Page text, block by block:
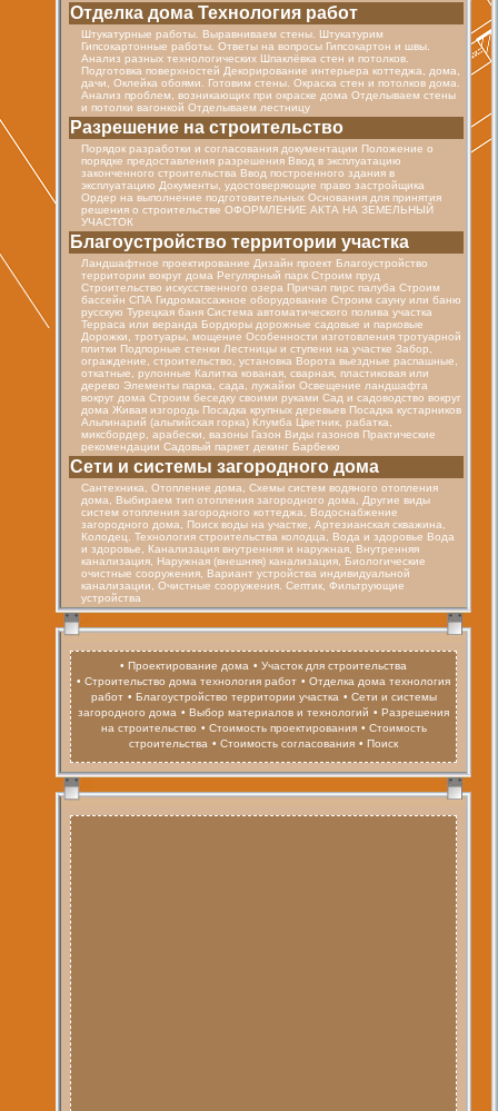
Отделка дома Технология работ
Штукатурные работы. Выравниваем стены. Штукатурим
Гипсокартонные работы. Ответы на вопросы Гипсокартон и швы.
Анализ разных технологических Шпаклёвка стен и потолков.
Подготовка поверхностей Декорирование интерьера коттеджа, дома,
дачи, Оклейка обоями. Готовим стены. Окраска стен и потолков дома.
Анализ проблем, возникающих при окраске дома Отделываем стены
и потолки вагонкой Отделываем лестницу
Разрешение на строительство
Порядок разработки и согласования документации Положение о
порядке предоставления разрешения Ввод в эксплуатацию
законченного строительства Ввод построенного здания в
эксплуатацию Документы, удостоверяющие право застройщика
Ордер на выполнение подготовительных Основания для принятия
решения о строительстве ОФОРМЛЕНИЕ АКТА НА ЗЕМЕЛЬНЫЙ
УЧАСТОК
Благоустройство территории участка
Ландшафтное проектирование Дизайн проект Благоустройство
территории вокруг дома Регулярный парк Строим пруд
Строительство искусственного озера Причал пирс палуба Строим
бассейн СПА Гидромассажное оборудование Строим сауну или баню
русскую Турецкая баня Cистема автоматического полива участка
Терраса или веранда Бордюры дорожные садовые и парковые
Дорожки, тротуары, мощение Особенности изготовления тротуарной
плитки Подпорные стенки Лестницы и ступени на участке Забор,
ограждение, строительство, установка Ворота вьездные распашные,
откатные, рулонные Калитка кованая, сварная, пластиковая или
дерево Элементы парка, сада, лужайки Освещение ландшафта
вокруг дома Строим беседку своими руками Сад и садоводство вокруг
дома Живая изгородь Посадка крупных деревьев Посадка кустарников
Альпинарий (альпийская горка) Клумба Цветник, рабатка,
миксбордер, арабески, вазоны Газон Виды газонов Практические
рекомендации Садовый паркет декинг Барбекю
Cети и системы загородного дома
Сантехника, Отопление дома, Схемы систем водяного отопления
дома, Выбираем тип отопления загородного дома, Другие виды
систем отопления загородного коттеджа, Водоснабжение
загородного дома, Поиск воды на участке, Артезианская скважина,
Колодец. Технология строительства колодца, Вода и здоровье Вода
и здоровье, Канализация внутренняя и наружная, Внутренняя
канализация, Наружная (внешняя) канализация, Биологические
очистные сооружения, Вариант устройства индивидуальной
канализации, Очистные сооружения. Септик, Фильтрующие
устройства
• Проектирование дома • Участок для строительства
• Строительство дома технология работ • Отделка дома технология
работ • Благоустройство территории участка • Сети и системы
загородного дома • Выбор материалов и технологий • Разрешения
на строительство • Стоимость проектирования • Стоимость
строительства • Стоимость согласования • Поиск